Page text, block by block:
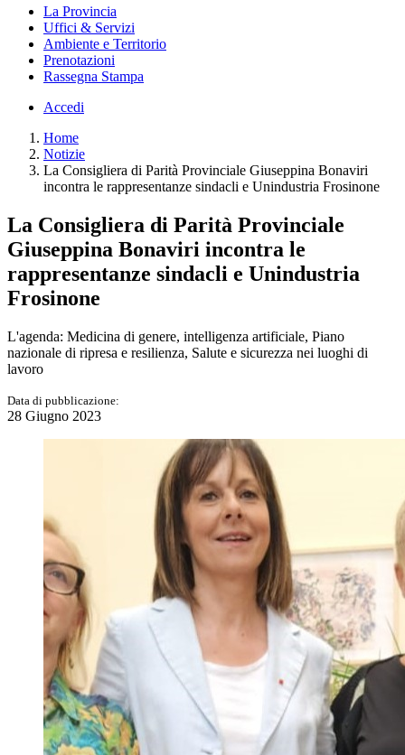
La Provincia
Uffici & Servizi
Ambiente e Territorio
Prenotazioni
Rassegna Stampa
Accedi
Home
Notizie
La Consigliera di Parità Provinciale Giuseppina Bonaviri
incontra le rappresentanze sindacli e Unindustria Frosinone
La Consigliera di Parità Provinciale
Giuseppina Bonaviri incontra le
rappresentanze sindacli e Unindustria
Frosinone
L'agenda: Medicina di genere, intelligenza artificiale, Piano
nazionale di ripresa e resilienza, Salute e sicurezza nei luoghi di
lavoro
Data di pubblicazione:
28 Giugno 2023